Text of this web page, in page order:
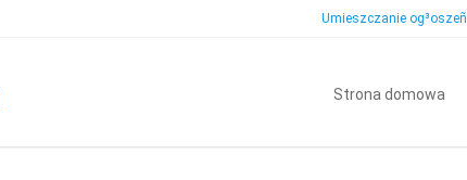
Umieszczanie og³oszeñ
Strona domowa